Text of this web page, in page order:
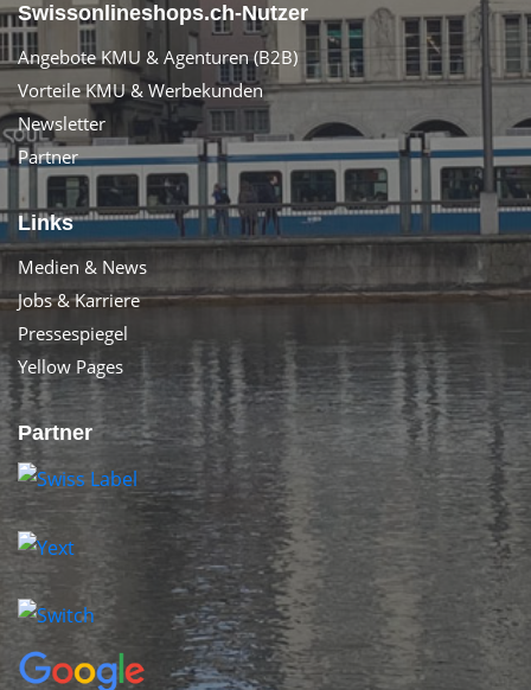
Swissonlineshops.ch-Nutzer
Angebote KMU & Agenturen (B2B)
Vorteile KMU & Werbekunden
Newsletter
Partner
Links
Medien & News
Jobs & Karriere
Pressespiegel
Yellow Pages
Partner